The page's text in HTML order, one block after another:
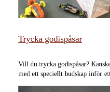
Trycka godispåsar
Vill du trycka godispåsar?
med ett speciellt budskap inför